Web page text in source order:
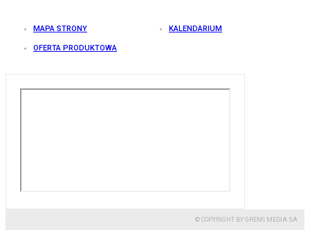
MAPA STRONY KALENDARIUM
OFERTA PRODUKTOWA
© COPYRIGHT BY GREMI MEDIA SA